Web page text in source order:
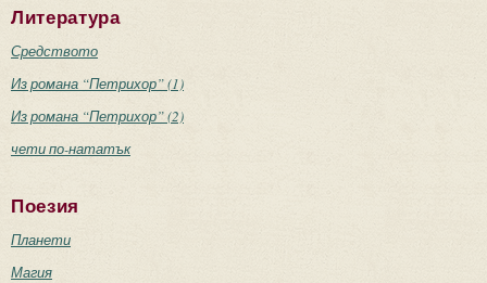
Литература
Средството
Из романа “Петрихор” (1)
Из романа “Петрихор” (2)
чети по-нататък
Поезия
Планети
Магия